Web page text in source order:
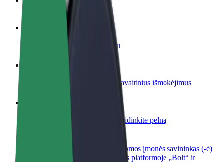
Tapkite vairuotoju (-a)
Užsidirbkite jums patogiu metu
Pristatinėkite maistą ir gaukite savaitinius išmokėjimus
Pritraukite daugiau klientų ir padidinkite pelną
Registruotis kaip automobilių nuomos įmonės savininkas (-ė)
Užregistruokite savo automobilius platformoje „Bolt“ ir